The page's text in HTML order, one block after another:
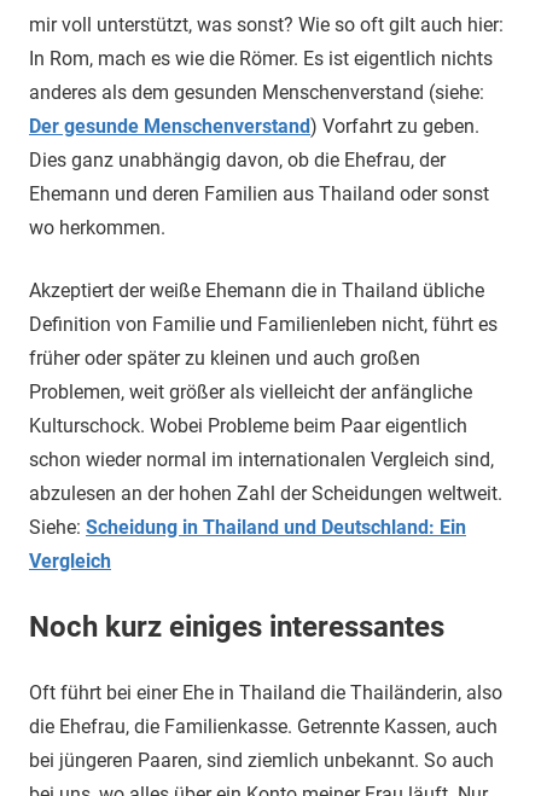
mir voll unterstützt, was sonst? Wie so oft gilt auch hier:
In Rom, mach es wie die Römer. Es ist eigentlich nichts
anderes als dem gesunden Menschenverstand (siehe:
Der gesunde Menschenverstand) Vorfahrt zu geben.
Dies ganz unabhängig davon, ob die Ehefrau, der
Ehemann und deren Familien aus Thailand oder sonst
wo herkommen.
Akzeptiert der weiße Ehemann die in Thailand übliche
Definition von Familie und Familienleben nicht, führt es
früher oder später zu kleinen und auch großen
Problemen, weit größer als vielleicht der anfängliche
Kulturschock. Wobei Probleme beim Paar eigentlich
schon wieder normal im internationalen Vergleich sind,
abzulesen an der hohen Zahl der Scheidungen weltweit.
Siehe: Scheidung in Thailand und Deutschland: Ein
Vergleich
Noch kurz einiges interessantes
Oft führt bei einer Ehe in Thailand die Thailänderin, also
die Ehefrau, die Familienkasse. Getrennte Kassen, auch
bei jüngeren Paaren, sind ziemlich unbekannt. So auch